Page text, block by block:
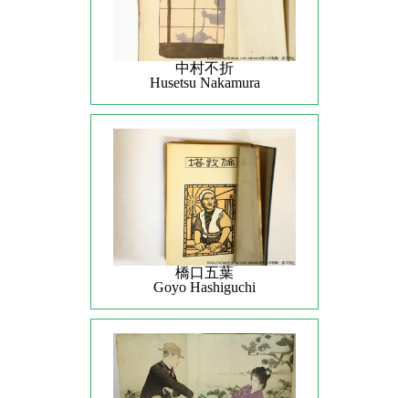
中村不折
Husetsu Nakamura
橋口五葉
Goyo Hashiguchi